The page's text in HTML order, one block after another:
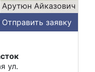
Арутюн Айказович
Отправить заявку
ул.